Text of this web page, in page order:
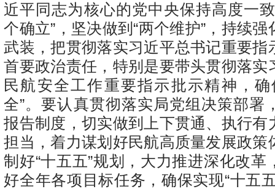
近平同志为核心的党中央保持高度一
个确立”，坚决做到“两个维护”，持续
武装，把贯彻落实习近平总书记重要指
首要政治责任，特别是要带头贯彻落实
民航安全工作重要指示批示精神，确
全”。要认真贯彻落实局党组决策部署
报告制度，切实做到上下贯通、执行有
担当，着力谋划好民航高质量发展政策
制好“十五五”规划，大力推进深化改革
好全年各项目标任务，确保实现“十五